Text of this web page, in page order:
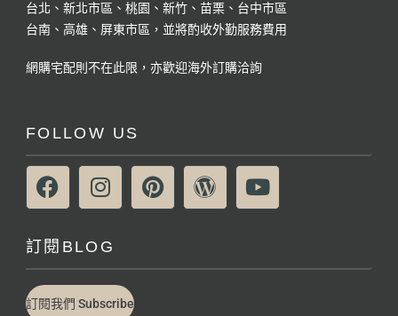
台北、新北市區、桃園、新竹、苗栗、台中市區
台南、高雄、屏東市區，並將酌收外勤服務費用
網購宅配則不在此限，亦歡迎海外訂購洽詢
FOLLOW US
訂閱BLOG
訂閱我們 Subscribe